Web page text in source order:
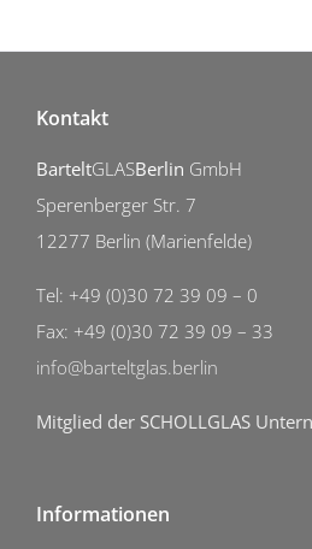
Kontakt
BarteltGLASBerlin GmbH
Sperenberger Str. 7
12277 Berlin (Marienfelde)
Tel: +49 (0)30 72 39 09 – 0
Fax: +49 (0)30 72 39 09 – 33
info@barteltglas.berlin
Mitglied der SCHOLLGLAS
Informationen